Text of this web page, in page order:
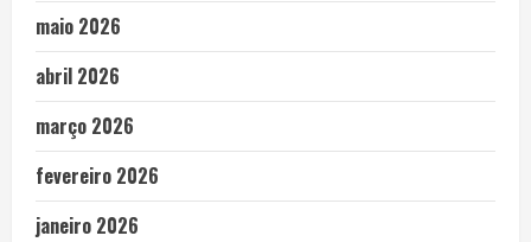
maio 2026
abril 2026
março 2026
fevereiro 2026
janeiro 2026